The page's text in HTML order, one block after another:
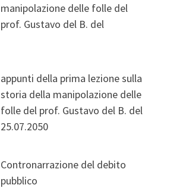
manipolazione delle folle del
prof. Gustavo del B. del
appunti della prima lezione sulla
storia della manipolazione delle
folle del prof. Gustavo del B. del
25.07.2050
Contronarrazione del debito
pubblico